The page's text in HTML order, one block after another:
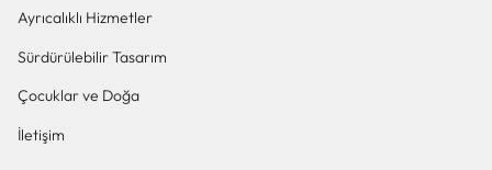
Ayrıcalıklı Hizmetler
Sürdürülebilir Tasarım
Çocuklar ve Doğa
İletişim